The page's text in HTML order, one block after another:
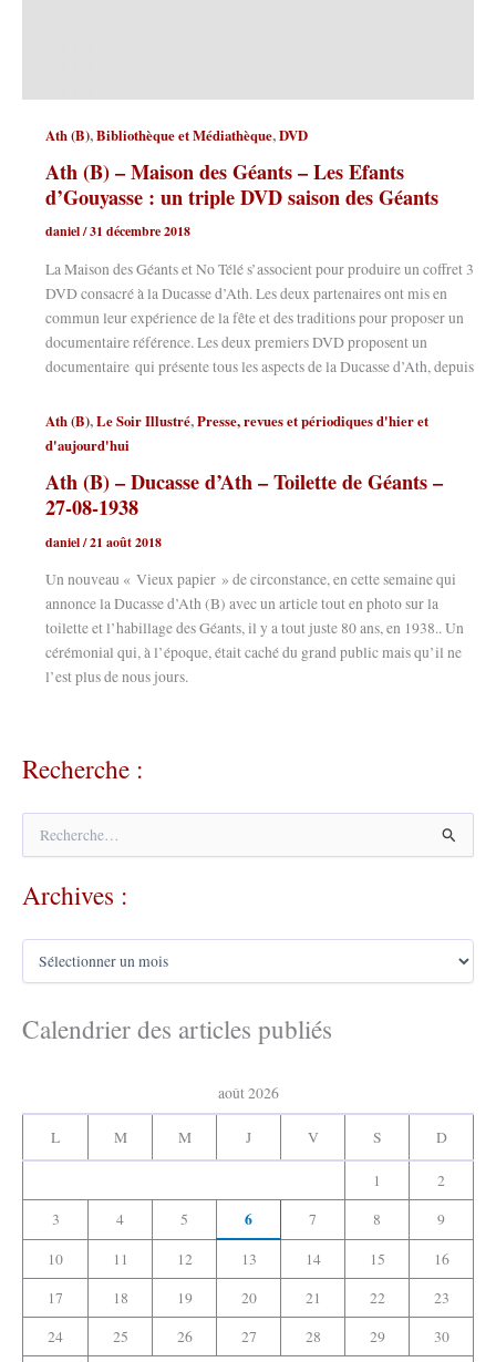
Ath (B),Bibliothèque et Médiathèque,DVD
Ath (B) – Maison des Géants – Les Efants
d’Gouyasse : un triple DVD saison des Géants
daniel/31 décembre 2018
La Maison des Géants et No Télé s’associent pour produire un coffret 3
DVD consacré à la Ducasse d’Ath. Les deux partenaires ont mis en
commun leur expérience de la fête et des traditions pour proposer un
documentaire référence. Les deux premiers DVD proposent un
documentaire qui présente tous les aspects de la Ducasse d’Ath, depuis
Ath (B),Le Soir Illustré,Presse, revues et périodiques d'hier et
d'aujourd'hui
Ath (B) – Ducasse d’Ath – Toilette de Géants –
27-08-1938
daniel/21 août 2018
Un nouveau « Vieux papier » de circonstance, en cette semaine qui
annonce la Ducasse d’Ath (B) avec un article tout en photo sur la
toilette et l’habillage des Géants, il y a tout juste 80 ans, en 1938.. Un
cérémonial qui, à l’époque, était caché du grand public mais qu’il ne
l’est plus de nous jours.
Recherche :
h
e
h
r
Archives :
iCalendrier des articles publiés
août 2026
L M M J V S D
1
2
3
4 5 6 7 8
9
10
11 12 13 14 15
16
17
18 19 20 21 22
23
24
25 26 27 28 29
30